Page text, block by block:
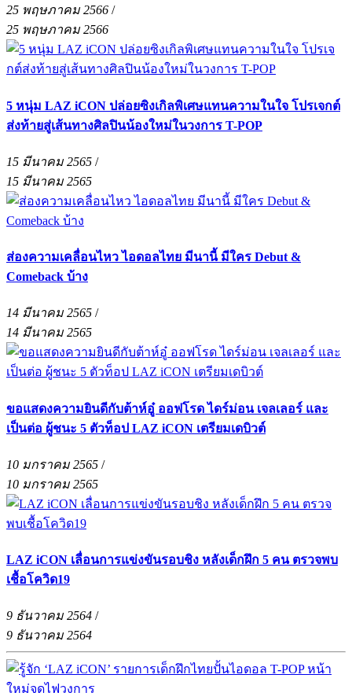
25 พฤษภาคม 2566 /
25 พฤษภาคม 2566
5 หนุ่ม LAZ iCON ปล่อยซิงเกิลพิเศษแทนความในใจ โปรเจกต์
ส่งท้ายสู่เส้นทางศิลปินน้องใหม่ในวงการ T-POP
15 มีนาคม 2565 /
15 มีนาคม 2565
ส่องความเคลื่อนไหว ไอดอลไทย มีนานี้ มีใคร Debut &
Comeback บ้าง
14 มีนาคม 2565 /
14 มีนาคม 2565
ขอแสดงความยินดีกับต้าห์อู๋ ออฟโรด ไดร์ม่อน เจลเลอร์ และ
เป็นต่อ ผู้ชนะ 5 ตัวท็อป LAZ iCON เตรียมเดบิวต์
10 มกราคม 2565 /
10 มกราคม 2565
LAZ iCON เลื่อนการแข่งขันรอบชิง หลังเด็กฝึก 5 คน ตรวจพบ
เชื้อโควิด19
9 ธันวาคม 2564 /
9 ธันวาคม 2564